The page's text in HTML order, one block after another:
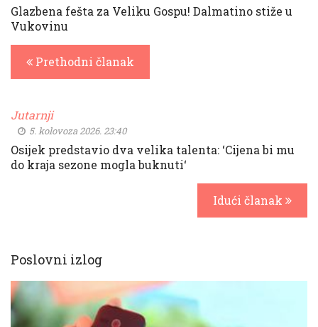
Glazbena fešta za Veliku Gospu! Dalmatino stiže u
Vukovinu
Prethodni članak
Jutarnji
5. kolovoza 2026. 23:40
Osijek predstavio dva velika talenta: ‘Cijena bi mu
do kraja sezone mogla buknuti‘
Idući članak
Poslovni izlog